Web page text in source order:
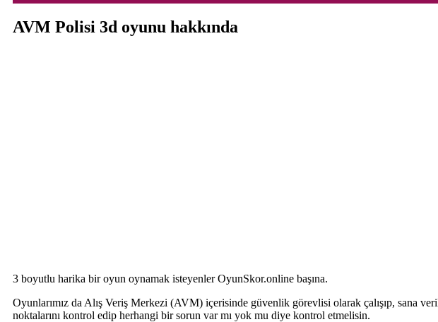
AVM Polisi 3d oyunu hakkında
3 boyutlu harika bir oyun oynamak isteyenler OyunSkor.online başına.
Oyunlarımız da Alış Veriş Merkezi (AVM) içerisinde güvenlik görevlisi olarak çalışıp, sana
noktalarını kontrol edip herhangi bir sorun var mı yok mu diye kontrol etmelisin.